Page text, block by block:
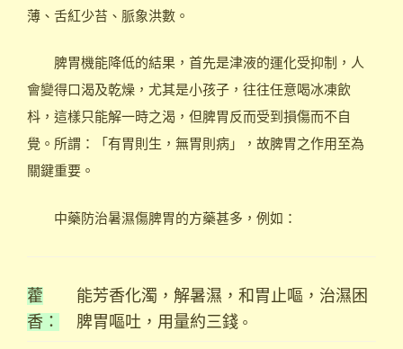
薄、舌紅少苔、脈象洪數。
脾胃機能降低的結果，首先是津液的運化受抑制，人
會變得口渴及乾燥，尤其是小孩子，往往任意喝冰凍飲
枓，這樣只能解一時之渴，但脾胃反而受到損傷而不自
覺。所謂：「有胃則生，無胃則病」，故脾胃之作用至為
關鍵重要。
中藥防治暑濕傷脾胃的方藥甚多，例如：
藿
香：
能芳香化濁，解暑濕，和胃止嘔，治濕困
脾胃嘔吐，用量約三錢 。